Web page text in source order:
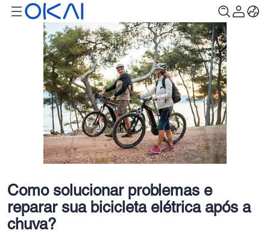
Como solucionar problemas e
reparar sua bicicleta elétrica após a
chuva?